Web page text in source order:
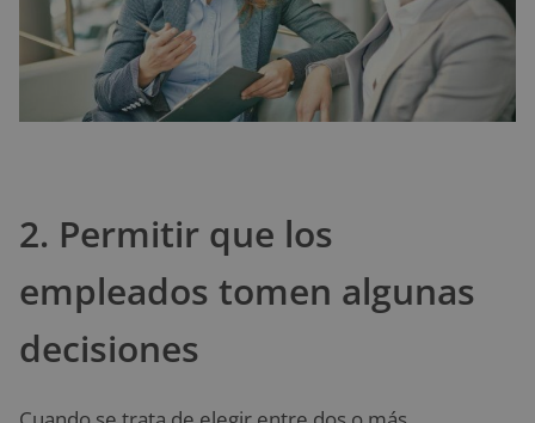
2. Permitir que los
empleados tomen algunas
decisiones